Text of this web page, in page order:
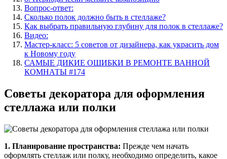
Вопрос-ответ:
Сколько полок должно быть в стеллаже?
Как выбрать правильную глубину для полок в стеллаже?
Видео:
Мастер-класс: 5 советов от дизайнера, как украсить дом
к Новому году
САМЫЕ ДИКИЕ ОШИБКИ В РЕМОНТЕ ВАННОЙ
КОМНАТЫ #174
Советы декоратора для оформления
стеллажа или полки
1. Планирование пространства: Прежде чем начать
оформлять стеллаж или полку, необходимо определить, какое